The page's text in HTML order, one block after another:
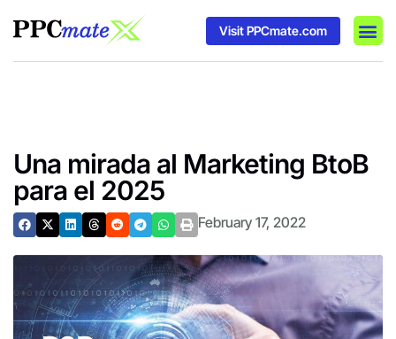
Visit PPCmate.com
Una mirada al Marketing BtoB
para el 2025
February 17, 2022